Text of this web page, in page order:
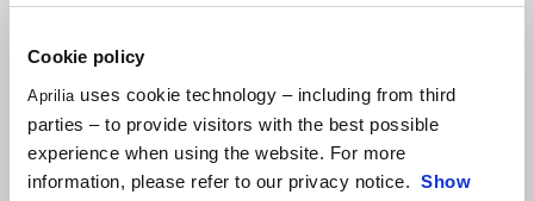
Cookie policy
Aprilia uses cookie technology – including from third
parties – to provide visitors with the best possible
experience when using the website. For more
information, please refer to our privacy notice. Show